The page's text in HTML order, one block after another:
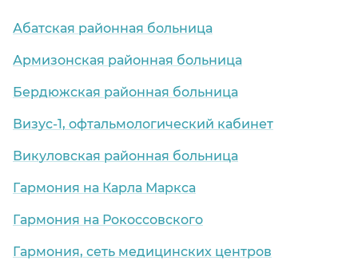
Абатская районная больница
Армизонская районная больница
Бердюжская районная больница
Визус-1, офтальмологический кабинет
Викуловская районная больница
Гармония на Карла Маркса
Гармония на Рокоссовского
Гармония, сеть медицинских центров